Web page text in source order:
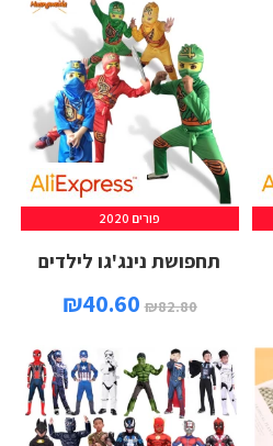
פורים 2020
תחפושת נינג'גו לילדים
₪82.80
₪40.60